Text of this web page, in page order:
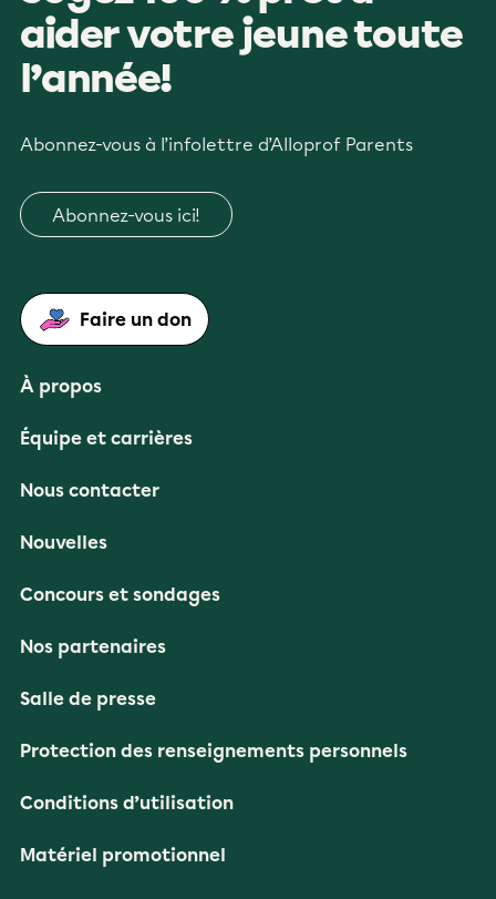
aider votre jeune toute
l’année!
Abonnez-vous à l’infolettre d’Alloprof Parents
Abonnez-vous ici!
Faire un don
À propos
Équipe et carrières
Nous contacter
Nouvelles
Concours et sondages
Nos partenaires
Salle de presse
Protection des renseignements personnels
Conditions d’utilisation
Matériel promotionnel